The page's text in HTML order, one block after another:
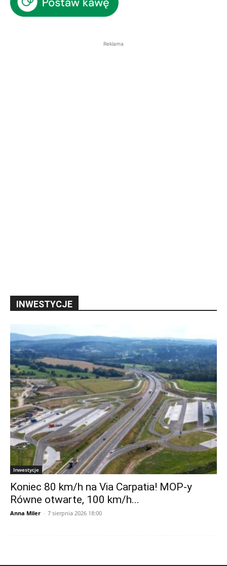
Reklama
INWESTYCJE
Inwestycje
Koniec 80 km/h na Via Carpatia! MOP-y
Równe otwarte, 100 km/h...
Anna Miler - 7 sierpnia 2026 18:00